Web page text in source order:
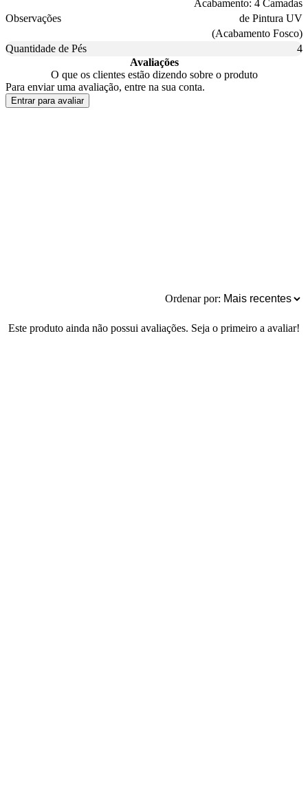
Observações
Acabamento: 4 Camadas
de Pintura UV
(Acabamento Fosco)
Quantidade de Pés
4
Avaliações
O que os clientes estão dizendo sobre o produto
Para enviar uma avaliação, entre na sua conta.
Entrar para avaliar
Ordenar por:
Este produto ainda não possui avaliações. Seja o primeiro a avaliar!